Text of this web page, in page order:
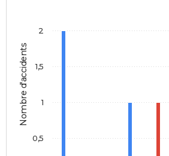
Nombre d'accidents
0,5
1
1,5
2